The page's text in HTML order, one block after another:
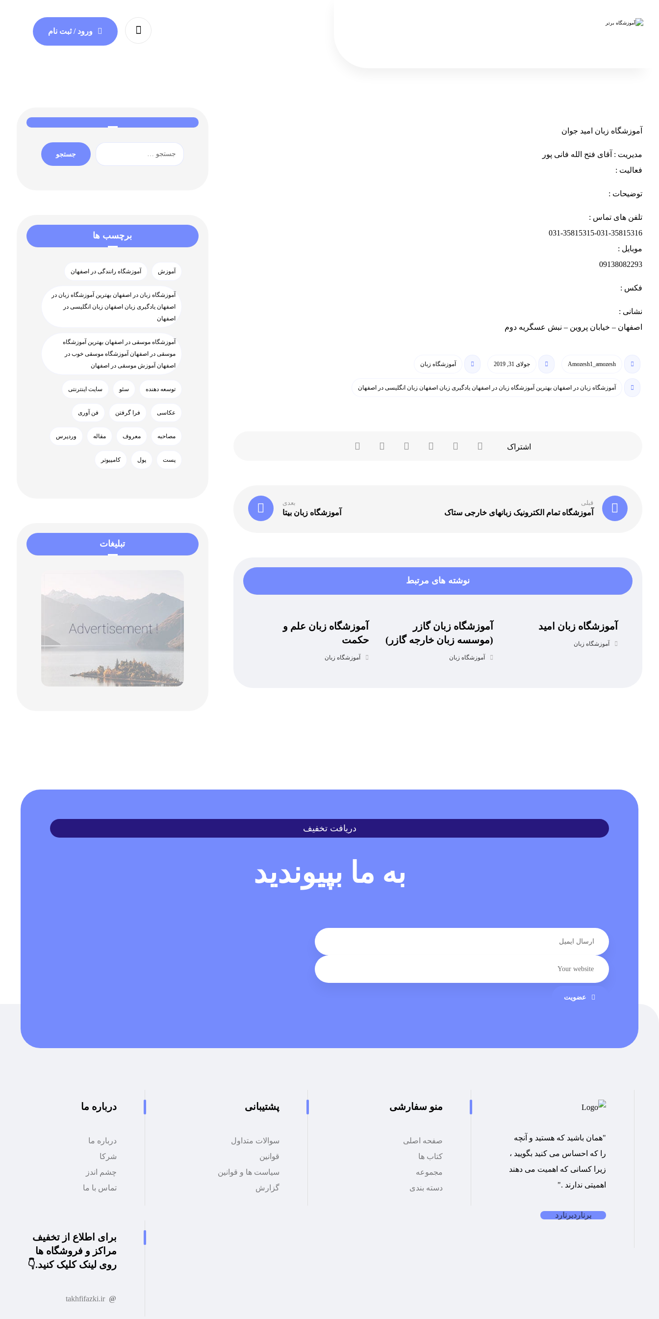
ورود / ثبت نام
آموزشگاه زبان امید جوان
مدیریت : آقای فتح الله فانی پور
فعالیت :
توضیحات :
تلفن های تماس :
031-35815315-031-35815316
موبایل :
09138082293
فکس :
نشانی :
اصفهان – خیابان پروین – نبش عسگریه دوم
Amozesh1_amozesh جولای 31, 2019 آموزشگاه زبان
آموزشگاه زبان در اصفهان بهترین آموزشگاه زبان در اصفهان یادگیری زبان اصفهان زبان انگلیسی در اصفهان
قبلی
آموزشگاه تمام الکترونیک زبانهای خارجی ستاک
بعدی
آموزشگاه زبان بیتا
نوشته های مرتبط
آموزشگاه زبان امید
آموزشگاه زبان
آموزشگاه زبان گازر
(موسسه زبان خارجه گازر)
آموزشگاه زبان
آموزشگاه زبان علم و
حکمت
آموزشگاه زبان
برچسب ها
آموزش آموزشگاه رانندگی در اصفهان
آموزشگاه زبان در اصفهان بهترین آموزشگاه زبان در
اصفهان یادگیری زبان اصفهان زبان انگلیسی در
اصفهان
آموزشگاه موسقی در اصفهان بهترین آموزشگاه
موسقی در اصفهان آموزشگاه موسقی خوب در
اصفهان آموزش موسقی در اصفهان
توسعه دهنده سئو سایت اینترنتی
عکاسی فرا گرفتن فن آوری
مصاحبه معروف مقاله وردپرس
پست پول کامپیوتر
تبلیغات
دریافت تخفیف
به ما بپیوندید
عضویت
"همان باشید که هستید و آنچه
را که احساس می کنید بگویید ،
زیرا کسانی که اهمیت می دهند
اهمیتی ندارند ."
برناردبرنارد
منو سفارشی
صفحه اصلی
کتاب ها
مجموعه
دسته بندی
پشتیبانی
سوالات متداول
قوانین
سیاست ها و قوانین
گزارش
درباره ما
درباره ما
شرکا
چشم اندز
تماس با ما
برای اطلاع از تخفیف
مراکز و فروشگاه ها
روی لینک کلیک کنید.👇
takhfifazki.ir